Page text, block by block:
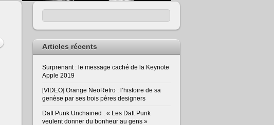
Articles récents
Surprenant : le message caché de la Keynote
Apple 2019
[VIDEO] Orange NeoRetro : l’histoire de sa
genèse par ses trois pères designers
Daft Punk Unchained : « Les Daft Punk
veulent donner du bonheur au gens »